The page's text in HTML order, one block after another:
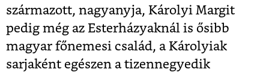
származott, nagyanyja, Károlyi Margit
pedig még az Esterházyaknál is ősibb
magyar főnemesi család, a Károlyiak
sarjaként egészen a tizennegyedik